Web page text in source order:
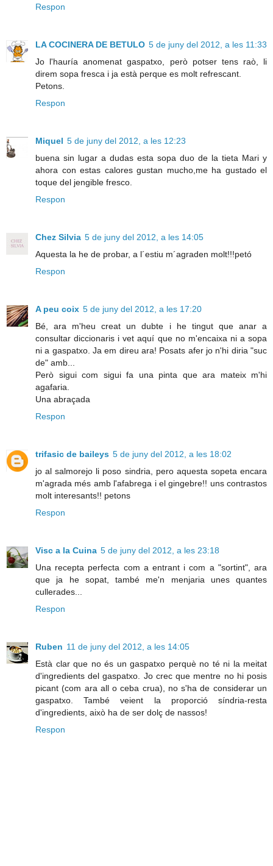
Respon
LA COCINERA DE BETULO 5 de juny del 2012, a les 11:33
Jo l'hauría anomenat gaspatxo, però potser tens raò, li
direm sopa fresca i ja està perque es molt refrescant.
Petons.
Respon
Miquel 5 de juny del 2012, a les 12:23
buena sin lugar a dudas esta sopa duo de la tieta Mari y
ahora con estas calores gustan mucho,me ha gustado el
toque del jengible fresco.
Respon
Chez Silvia 5 de juny del 2012, a les 14:05
Aquesta la he de probar, a l´estiu m´agraden molt!!!petó
Respon
A peu coix 5 de juny del 2012, a les 17:20
Bé, ara m'heu creat un dubte i he tingut que anar a
consultar diccionaris i vet aquí que no m'encaixa ni a sopa
ni a gaspatxo. Ja em direu ara! Posats afer jo n'hi diria "suc
de" amb...
Però sigui com sigui fa una pinta que ara mateix m'hi
agafaria.
Una abraçada
Respon
trifasic de baileys 5 de juny del 2012, a les 18:02
jo al salmorejo li poso sindria, pero aquesta sopeta encara
m'agrada més amb l'afabrega i el gingebre!! uns contrastos
molt interesants!! petons
Respon
Visc a la Cuina 5 de juny del 2012, a les 23:18
Una recepta perfecta com a entrant i com a "sortint", ara
que ja he sopat, també me'n menjaria unes quantes
cullerades...
Respon
Ruben 11 de juny del 2012, a les 14:05
Està clar que no és un gaspatxo perquè no té ni la meitat
d'ingredients del gaspatxo. Jo crec que mentre no hi posis
picant (com ara all o ceba crua), no s'ha de considerar un
gaspatxo. També veient la proporció síndria-resta
d'ingredients, això ha de ser dolç de nassos!
Respon